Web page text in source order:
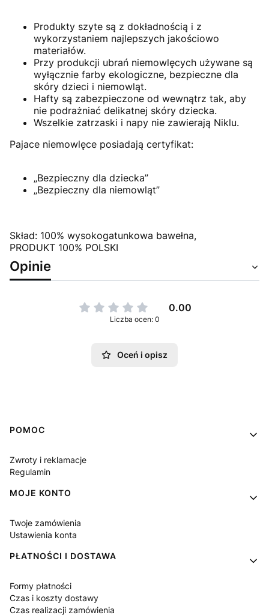
Produkty szyte są z dokładnością i z
wykorzystaniem najlepszych jakościowo
materiałów.
Przy produkcji ubrań niemowlęcych używane są
wyłącznie farby ekologiczne, bezpieczne dla
skóry dzieci i niemowląt.
Hafty są zabezpieczone od wewnątrz tak, aby
nie podrażniać delikatnej skóry dziecka.
Wszelkie zatrzaski i napy nie zawierają Niklu.
Pajace niemowlęce posiadają certyfikat:
„Bezpieczny dla dziecka”
„Bezpieczny dla niemowląt”
Skład: 100% wysokogatunkowa bawełna,
PRODUKT 100% POLSKI
Opinie
0.00
Liczba ocen: 0
Oceń i opisz
Linki w stopce
POMOC
Zwroty i reklamacje
Regulamin
MOJE KONTO
Twoje zamówienia
Ustawienia konta
PŁATNOŚCI I DOSTAWA
Formy płatności
Czas i koszty dostawy
Czas realizacji zamówienia